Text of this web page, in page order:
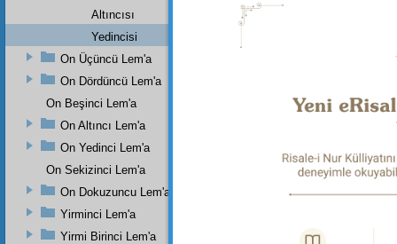
Dipnot-1
bk.
Altıncısı
Yedincisi
On Üçüncü Lem'a
On Dördüncü Lem'a
On Beşinci Lem'a
On Altıncı Lem'a
On Yedinci Lem'a
On Sekizinci Lem'a
On Dokuzuncu Lem'a
Yirminci Lem'a
Yirmi Birinci Lem'a